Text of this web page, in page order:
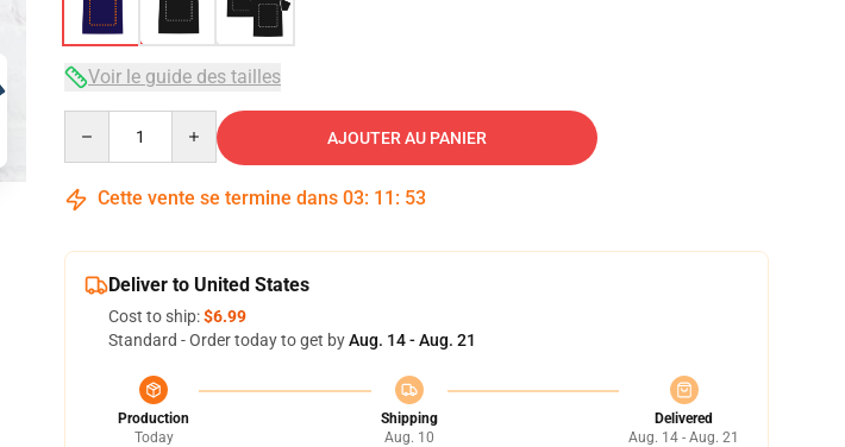
Voir le guide des tailles
AJOUTER AU PANIER
Cette vente se termine dans 03: 11 : 52
Deliver to United States
Cost to ship:$6.99
Standard - Order today to get byAug. 14 - Aug. 21
Production
Today
Shipping
Aug. 10
Delivered
Aug. 14 - Aug. 21